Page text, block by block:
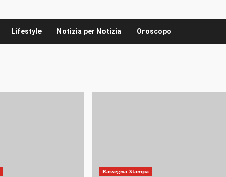
Lifestyle Notizia per Notizia Oroscopo
Rassegna Stampa